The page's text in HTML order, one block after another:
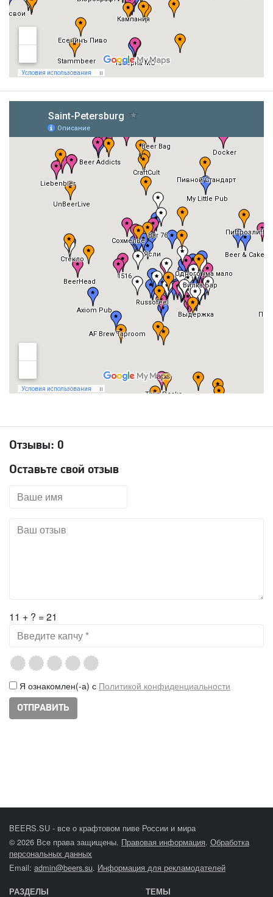
Отзывы: 0
Оставьте свой отзыв
11 + ? = 21
Я ознакомлен(-а) с Политикой конфиденциальности
BEERS.SU - все о крафтовом пиве России и мира
© 2026 Все права защищены. Правовая информация. Обработка
персональных данных
Email: admin@beers.su. Информация для рекламодателей
РАЗДЕЛЫ ТЕМЫ